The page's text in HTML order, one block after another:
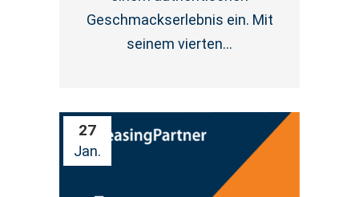
Geschmackserlebnis ein. Mit
seinem vierten...
27
Jan.